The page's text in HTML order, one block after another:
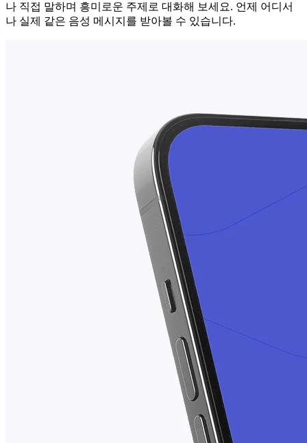
나 직접 말하며 흥미로운 주제로 대화해 보세요. 언제 어디서
나 실제 같은 음성 메시지를 받아볼 수 있습니다.